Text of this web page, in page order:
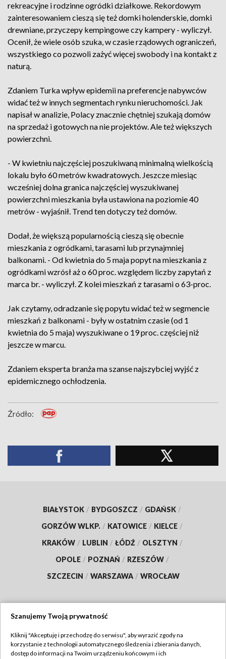
rekreacyjne i rodzinne ogródki działkowe. Rekordowym
zainteresowaniem cieszą się też domki holenderskie, domki
drewniane, przyczepy kempingowe czy kampery - wyliczył.
Ocenił, że wiele osób szuka, w czasie rządowych ograniczeń,
wszystkiego co pozwoli zażyć więcej swobody i na kontakt z
naturą.
Zdaniem Turka wpływ epidemii na preferencje nabywców
widać też w innych segmentach rynku nieruchomości. Jak
napisał w analizie, Polacy znacznie chętniej szukają domów
na sprzedaż i gotowych na nie projektów. Ale też większych
powierzchni.
- W kwietniu najczęściej poszukiwaną minimalną wielkością
lokalu było 60 metrów kwadratowych. Jeszcze miesiąc
wcześniej dolna granica najczęściej wyszukiwanej
powierzchni mieszkania była ustawiona na poziomie 40
metrów - wyjaśnił. Trend ten dotyczy też domów.
Dodał, że większą popularnością cieszą się obecnie
mieszkania z ogródkami, tarasami lub przynajmniej
balkonami. - Od kwietnia do 5 maja popyt na mieszkania z
ogródkami wzrósł aż o 60 proc. względem liczby zapytań z
marca br. - wyliczył. Z kolei mieszkań z tarasami o 63-proc.
Jak czytamy, odradzanie się popytu widać też w segmencie
mieszkań z balkonami - były w ostatnim czasie (od 1
kwietnia do 5 maja) wyszukiwane o 19 proc. częściej niż
jeszcze w marcu.
Zdaniem eksperta branża ma szanse najszybciej wyjść z
epidemicznego ochłodzenia.
Źródło:
BIAŁYSTOK / BYDGOSZCZ / GDAŃSK /
GORZÓW WLKP. / KATOWICE / KIELCE /
KRAKÓW / LUBLIN / ŁÓDŹ / OLSZTYN /
OPOLE / POZNAŃ / RZESZÓW /
SZCZECIN / WARSZAWA / WROCŁAW
TVP
Szanujemy Twoją prywatność
Kliknij "Akceptuję i przechodzę do serwisu", aby wyrazić zgody na
korzystanie z technologii automatycznego śledzenia i zbierania danych,
dostęp do informacji na Twoim urządzeniu końcowym i ich